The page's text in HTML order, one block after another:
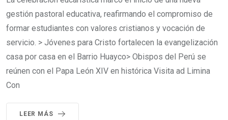
gestión pastoral educativa, reafirmando el compromiso de
formar estudiantes con valores cristianos y vocación de
servicio. > Jóvenes para Cristo fortalecen la evangelización
casa por casa en el Barrio Huayco> Obispos del Perú se
reúnen con el Papa León XIV en histórica Visita ad Limina
Con
LEER MÁS